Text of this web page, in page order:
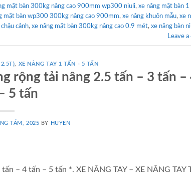
mặt bàn 300kg nâng cao 900mm wp300 niuli, xe nâng mặt bàn 1
mặt bàn wp300 300kg nâng cao 900mm, xe nâng khuôn mẫu, xe
cảnh, xe nâng mặt bàn 300kg nâng cao 0.9 mét, xe nâng bàn
Leave
XE NÂNG TAY 1 TẤN - 5 TẤN
rộng tải nâng 2.5 tấn – 3 tấn –
5 tấn
TÁM, 2025 BY HUYEN
– 4 tấn – 5 tấn *. XE NÂNG TAY – XE NÂNG TAY